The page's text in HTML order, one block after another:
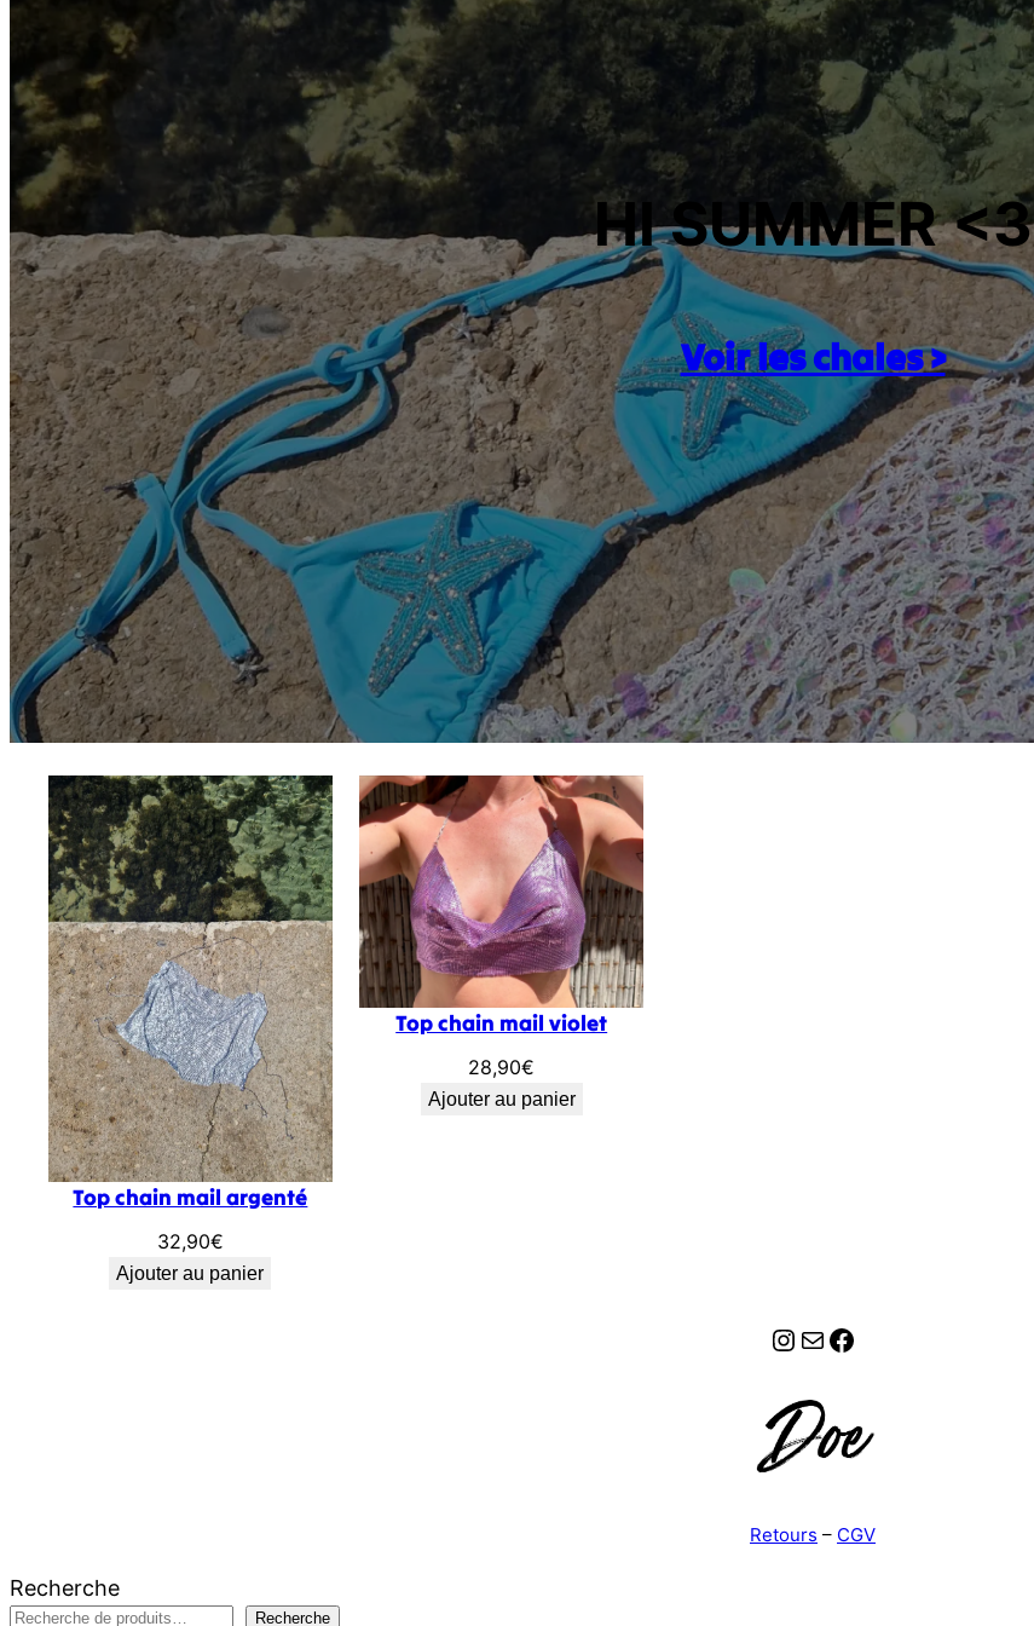
HI SUMMER <3
Voir les chales >
Top chain mail argenté
32,90€
Ajouter au panier
Top chain mail violet
28,90€
Ajouter au panier
Instagram
E-mailFacebook
Retours – CGV
Recherche
Recherche